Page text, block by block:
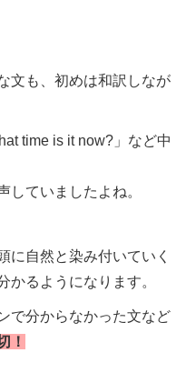
文も、初めは和訳しなが
time is it now?」など中
していましたよね。
に自然と染み付いていく
かるようになります。
で分からなかった文など
！